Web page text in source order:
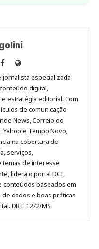
Anny
Malagolini
no
Facebook
Site
de
Anny
Malagolini
jornalista especializada
digital,
estratégia editorial. Com
de comunicação
News, Correio do
Yahoo e Tempo Novo,
na cobertura de
serviços,
de interesse
lidera o portal DCI,
conteúdos baseados em
de dados e boas práticas
DRT 1272/MS